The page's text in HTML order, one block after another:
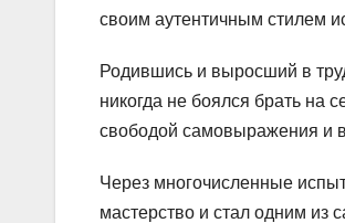
своим аутентичным стилем
Родившись и выросший в
никогда не боялся брать на
свободой самовыражения и
Через многочисленные
мастерство и стал одним из